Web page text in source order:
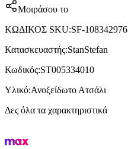
Μοιράσου το
ΚΩΔΙΚΟΣ SKU:SF-108342976
Κατασκευαστής:StanStefan
Κωδικός:ST005334010
Υλικό:Ανοξείδωτο Ατσάλι
Δες όλα τα χαρακτηριστικά